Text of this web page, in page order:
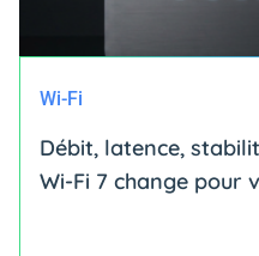
Wi-Fi
Débit, latence,
Wi-Fi 7 change pour